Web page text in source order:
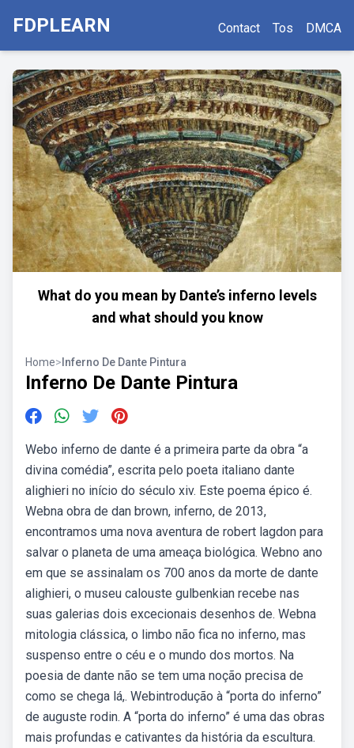
FDPLEARN Contact Tos DMCA
What do you mean by Dante’s inferno levels
and what should you know
Home> Inferno De Dante Pintura
Inferno De Dante Pintura
Webo inferno de dante é a primeira parte da obra “a
divina comédia”, escrita pelo poeta italiano dante
alighieri no início do século xiv. Este poema épico é.
Webna obra de dan brown, inferno, de 2013,
encontramos uma nova aventura de robert lagdon para
salvar o planeta de uma ameaça biológica. Webno ano
em que se assinalam os 700 anos da morte de dante
alighieri, o museu calouste gulbenkian recebe nas
suas galerias dois excecionais desenhos de. Webna
mitologia clássica, o limbo não fica no inferno, mas
suspenso entre o céu e o mundo dos mortos. Na
poesia de dante não se tem uma noção precisa de
como se chega lá,. Webintrodução à “porta do inferno”
de auguste rodin. A “porta do inferno” é uma das obras
mais profundas e cativantes da história da escultura.